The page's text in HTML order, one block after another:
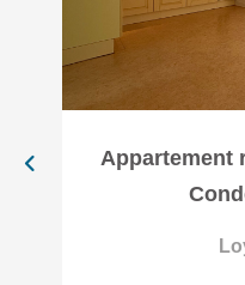
Appartement